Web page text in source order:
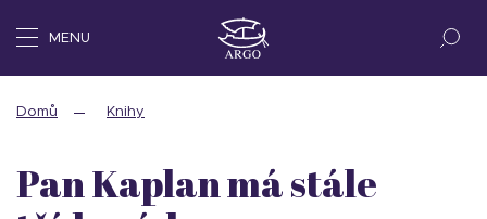
MENU
Domů Knihy
Pan Kaplan má stále